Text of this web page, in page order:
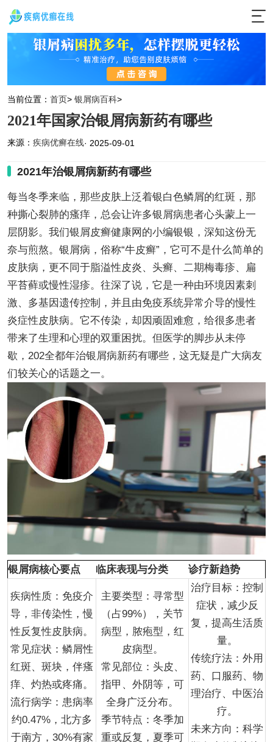
当前位置： 首页> 银屑病百科>
2021年国家治银屑病新药有哪些
来源： 疾病优癣在线· 2025-09-01
2021年治银屑病新药有哪些
每当冬季来临，那些皮肤上泛着银白色鳞屑的红斑，那
种撕心裂肺的瘙痒，总会让许多银屑病患者心头蒙上一
层阴影。我们银屑皮癣健康网的小编银银，深知这份无
奈与煎熬。银屑病，俗称“牛皮癣”，它可不是什么简单的
皮肤病，更不同于脂溢性皮炎、头癣、二期梅毒疹、扁
平苔藓或慢性湿疹。往深了说，它是一种由环境因素刺
激、多基因遗传控制，并且由免疫系统异常介导的慢性
炎症性皮肤病。它不传染，却因顽固难愈，给很多患者
带来了生理和心理的双重困扰。但医学的脚步从未停
歇，202全都年治银屑病新药有哪些，这无疑是广大病友
们较关心的话题之一。
银屑病核心要点 临床表现与分类 诊疗新趋势
疾病性质：免疫介
导，非传染性，慢
性反复性皮肤病。
常见症状：鳞屑性
红斑、斑块，伴瘙
痒、灼热或疼痛。
流行病学：患病率
约0.47%，北方多
于南方，30%有家
主要类型：寻常型
（占99%），关节
病型，脓疱型，红
皮病型。
常见部位：头皮、
指甲、外阴等，可
全身广泛分布。
季节特点：冬季加
重或反复，夏季可
治疗目标：控制
症状，减少反
复，提高生活质
量。
传统疗法：外用
药、口服药、物
理治疗、中医治
疗。
未来方向：科学